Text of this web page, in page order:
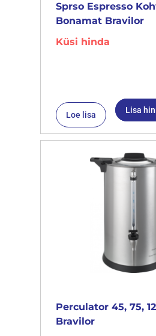
Sprso Espresso
Bonamat Bravilor
Küsi hinda
Loe lisa Lisa
Perculator 45, 75,
Bravilor